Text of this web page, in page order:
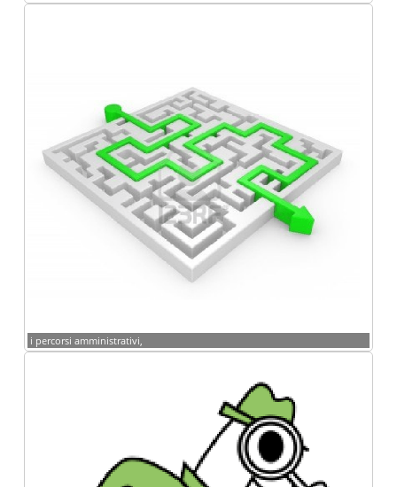
i percorsi amministrativi,